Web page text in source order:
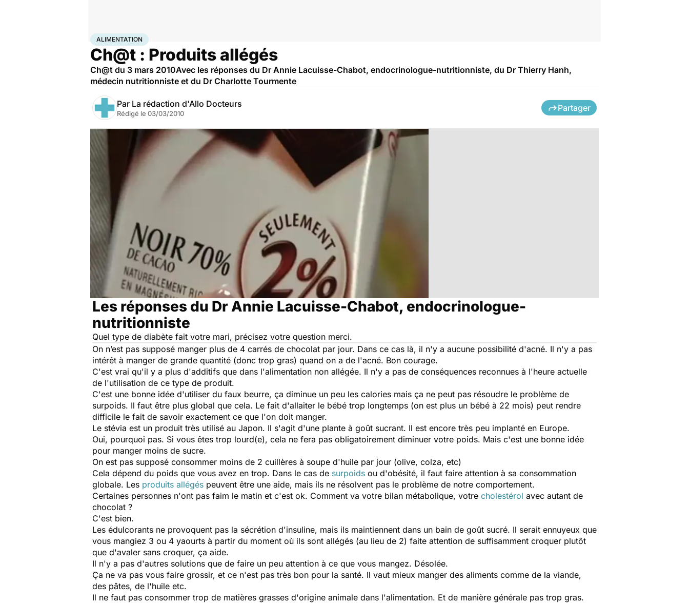
AccueilSantéMaladies
ALIMENTATION
Ch@t : Produits allégés
Ch@t du 3 mars 2010Avec les réponses du Dr Annie Lacuisse-Chabot, endocrinologue-nutritionniste, du Dr Thierry Hanh,
médecin nutritionniste et du Dr Charlotte Tourmente
Par La rédaction d'Allo Docteurs
Rédigé le 03/03/2010
Partager
Les réponses du Dr Annie Lacuisse-Chabot, endocrinologue-
nutritionniste
Quel type de diabète fait votre mari, précisez votre question merci.
On n’est pas supposé manger plus de 4 carrés de chocolat par jour. Dans ce cas là, il n'y a aucune possibilité d'acné. Il n'y a pas
intérêt à manger de grande quantité (donc trop gras) quand on a de l'acné. Bon courage.
C'est vrai qu'il y a plus d'additifs que dans l'alimentation non allégée. Il n'y a pas de conséquences reconnues à l'heure actuelle
de l'utilisation de ce type de produit.
C'est une bonne idée d'utiliser du faux beurre, ça diminue un peu les calories mais ça ne peut pas résoudre le problème de
surpoids. Il faut être plus global que cela. Le fait d'allaiter le bébé trop longtemps (on est plus un bébé à 22 mois) peut rendre
difficile le fait de savoir exactement ce que l'on doit manger.
Le stévia est un produit très utilisé au Japon. Il s'agit d'une plante à goût sucrant. Il est encore très peu implanté en Europe.
Oui, pourquoi pas. Si vous êtes trop lourd(e), cela ne fera pas obligatoirement diminuer votre poids. Mais c'est une bonne idée
pour manger moins de sucre.
On est pas supposé consommer moins de 2 cuillères à soupe d'huile par jour (olive, colza, etc)
Cela dépend du poids que vous avez en trop. Dans le cas de surpoids ou d'obésité, il faut faire attention à sa consommation
globale. Les produits allégés peuvent être une aide, mais ils ne résolvent pas le problème de notre comportement.
Certaines personnes n'ont pas faim le matin et c'est ok. Comment va votre bilan métabolique, votre cholestérol avec autant de
chocolat ?
C'est bien.
Les édulcorants ne provoquent pas la sécrétion d'insuline, mais ils maintiennent dans un bain de goût sucré. Il serait ennuyeux que
vous mangiez 3 ou 4 yaourts à partir du moment où ils sont allégés (au lieu de 2) faite attention de suffisamment croquer plutôt
que d'avaler sans croquer, ça aide.
Il n'y a pas d'autres solutions que de faire un peu attention à ce que vous mangez. Désolée.
Ça ne va pas vous faire grossir, et ce n'est pas très bon pour la santé. Il vaut mieux manger des aliments comme de la viande,
des pâtes, de l'huile etc.
Il ne faut pas consommer trop de matières grasses d'origine animale dans l'alimentation. Et de manière générale pas trop gras.